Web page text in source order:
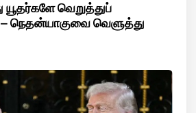
வெறுத்துப்
நெதன்யாகுவை வெளுத்து